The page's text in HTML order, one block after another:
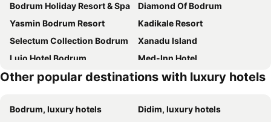
Bodrum Holiday Resort & Spa
Diamond Of Bodrum
Yasmin Bodrum Resort
Kadikale Resort
Selectum Collection Bodrum
Xanadu Island
Lujo Hotel Bodrum
Med-Inn Hotel
Caresse, a Luxury Collection Resort & Spa, Bodrum
Mirada Exclusive Bodrum
Arin Resort Bodrum
The Bodrum EDITION
Other popular destinations with luxury hotels
Bodrum, luxury hotels
Didim, luxury hotels